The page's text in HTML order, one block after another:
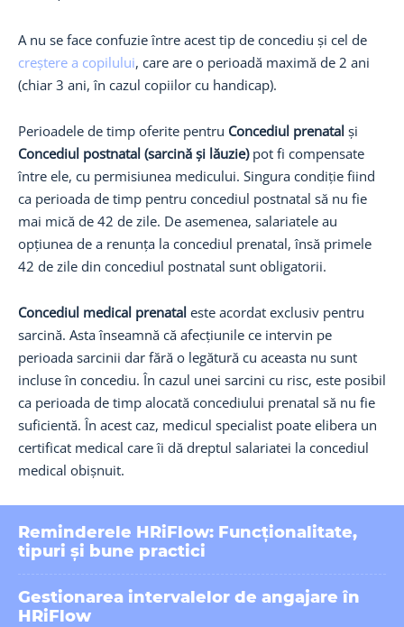
A nu se face confuzie între acest tip de concediu și cel de
creștere a copilului, care are o perioadă maximă de 2 ani
(chiar 3 ani, în cazul copiilor cu handicap).
Perioadele de timp oferite pentru Concediul prenatal și
Concediul postnatal (sarcină și lăuzie) pot fi compensate
între ele, cu permisiunea medicului. Singura condiție fiind
ca perioada de timp pentru concediul postnatal să nu fie
mai mică de 42 de zile. De asemenea, salariatele au
opțiunea de a renunța la concediul prenatal, însă primele
42 de zile din concediul postnatal sunt obligatorii.
Concediul medical prenatal este acordat exclusiv pentru
sarcină. Asta înseamnă că afecțiunile ce intervin pe
perioada sarcinii dar fără o legătură cu aceasta nu sunt
incluse în concediu. În cazul unei sarcini cu risc, este posibil
ca perioada de timp alocată concediului prenatal să nu fie
suficientă. În acest caz, medicul specialist poate elibera un
certificat medical care îi dă dreptul salariatei la concediul
medical obișnuit.
Reminderele HRiFlow: Funcționalitate,
tipuri și bune practici
Gestionarea intervalelor de angajare în
HRiFlow